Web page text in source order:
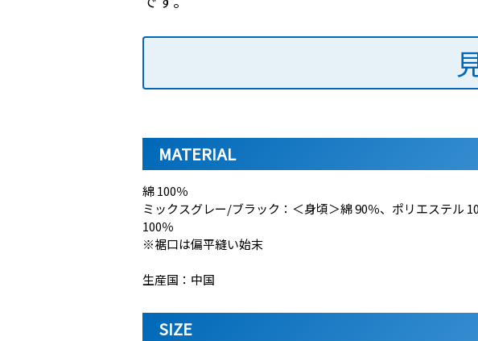
MATERIAL
綿 100％
ミックスグレー/ブラック：＜身頃＞綿 90％、ポリエステル
100％
※裾口は偏平縫い始末
生産国：中国
SIZE